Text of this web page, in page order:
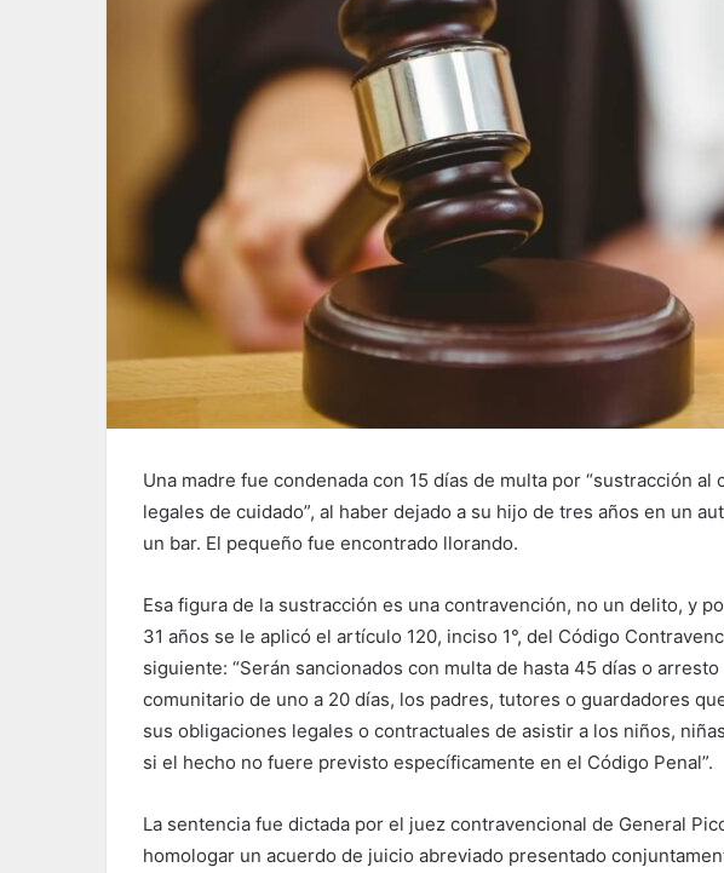
Una madre fue condenada con 15 días de multa por “sustracción
legales de cuidado”, al haber dejado a su hijo de tres años en un
un bar. El pequeño fue encontrado llorando.
Esa figura de la sustracción es una contravención, no un delito, y
31 años se le aplicó el artículo 120, inciso 1°, del Código
siguiente: “Serán sancionados con multa de hasta 45 días o
comunitario de uno a 20 días, los padres, tutores o guardadores
sus obligaciones legales o contractuales de asistir a los niños,
si el hecho no fuere previsto específicamente en el Código Penal”.
La sentencia fue dictada por el juez contravencional de General
homologar un acuerdo de juicio abreviado presentado